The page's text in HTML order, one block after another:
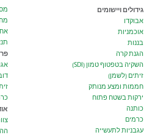
גידולים ויישומים
אבוקדו
אוכמניות
בננות
הגנת קרה
השקיה בטפטוף טמון (SDI)
זיתים (לשמן)
חממות ומצע מנותק
ירקות בשטח פתוח
כותנה
כרמים
עגבניות לתעשייה